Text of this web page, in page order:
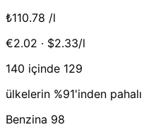
₺110.78 /l
€2.02 · $2.33/l
140 içinde 129
ülkelerin %91'inden pahalı
Benzina 98